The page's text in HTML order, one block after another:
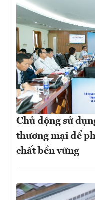
Chủ động sử
thương mại để
chất bền vững